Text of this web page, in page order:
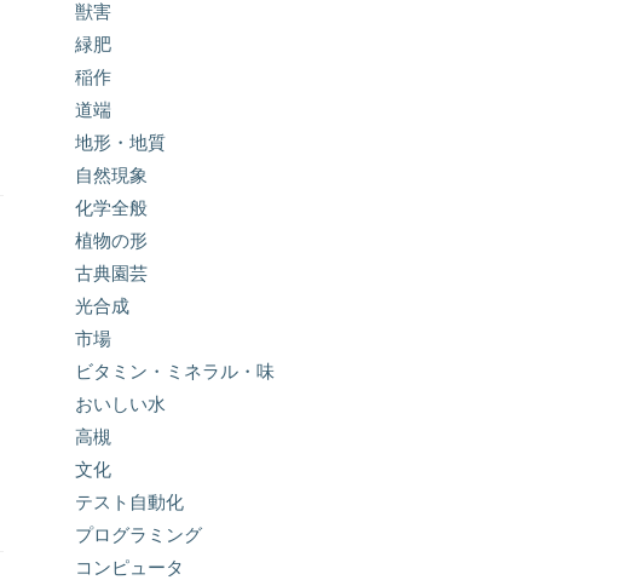
獣害
緑肥
稲作
道端
地形・地質
自然現象
化学全般
植物の形
古典園芸
光合成
市場
ビタミン・ミネラル・味
おいしい水
高槻
文化
テスト自動化
プログラミング
コンピュータ